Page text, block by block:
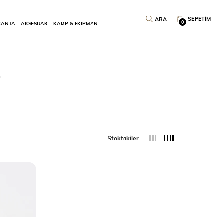
SEPETIM
0
AKSESUAR KAMP & EKİPMAN
Stoktakiler